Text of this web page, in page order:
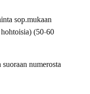
sop.mukaan
(50-60
numerosta